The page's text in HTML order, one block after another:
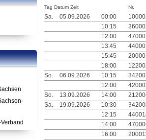
Tag Datum Zeit Nr.
Sa. 05.09.2026 00:00
10:15
12:00
13:45
15:45
18:00
So.
06.09.2026 10:15
12:00
So.
13.09.2026 14:00
Sa.
19.09.2026 10:30
12:15
14:00
16:00